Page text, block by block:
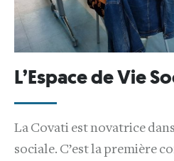
L’Espace de Vie
La Covati est novatrice
sociale. C’est la première